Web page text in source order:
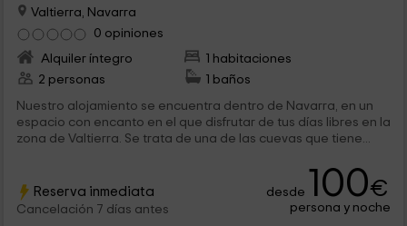
Valtierra, Navarra
0 opiniones
Alquiler íntegro
1 habitaciones
2 personas
1 baños
Nuestro alojamiento se encuentra dentro de Navarra, en un
espacio con encanto en el que disfrutar de tus días libres en la
zona de Valtierra. Se trata de una de las cuevas que tiene...
Reserva inmediata
Cancelación 7 días antes
desde 100€
persona y noche